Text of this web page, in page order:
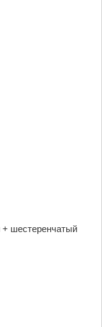
+ шестеренчатый